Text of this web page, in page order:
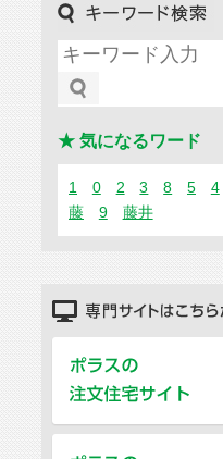
★ 気になるワード
1 0 2 3 8 5 4
藤
9 藤井